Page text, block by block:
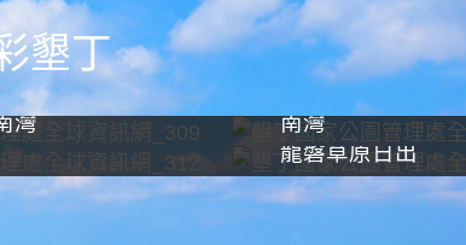
墾丁
灣
南灣
龍磐草原日出